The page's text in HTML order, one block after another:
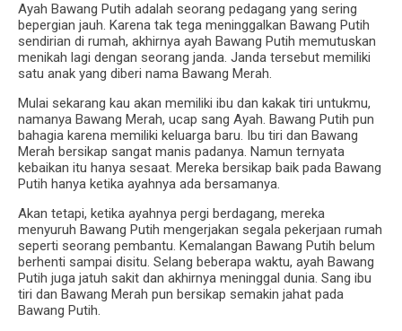
Ayah Bawang Putih adalah seorang pedagang yang sering
bepergian jauh. Karena tak tega meninggalkan Bawang Putih
sendirian di rumah, akhirnya ayah Bawang Putih memutuskan
menikah lagi dengan seorang janda. Janda tersebut memiliki
satu anak yang diberi nama Bawang Merah.
Mulai sekarang kau akan memiliki ibu dan kakak tiri untukmu,
namanya Bawang Merah, ucap sang Ayah. Bawang Putih pun
bahagia karena memiliki keluarga baru. Ibu tiri dan Bawang
Merah bersikap sangat manis padanya. Namun ternyata
kebaikan itu hanya sesaat. Mereka bersikap baik pada Bawang
Putih hanya ketika ayahnya ada bersamanya.
Akan tetapi, ketika ayahnya pergi berdagang, mereka
menyuruh Bawang Putih mengerjakan segala pekerjaan rumah
seperti seorang pembantu. Kemalangan Bawang Putih belum
berhenti sampai disitu. Selang beberapa waktu, ayah Bawang
Putih juga jatuh sakit dan akhirnya meninggal dunia. Sang ibu
tiri dan Bawang Merah pun bersikap semakin jahat pada
Bawang Putih.